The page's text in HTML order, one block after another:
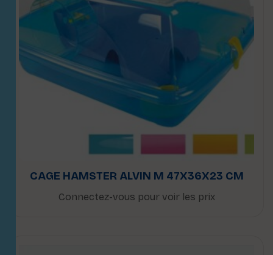
CAGE HAMSTER ALVIN M 47X36X23 CM
Connectez-vous pour voir les prix